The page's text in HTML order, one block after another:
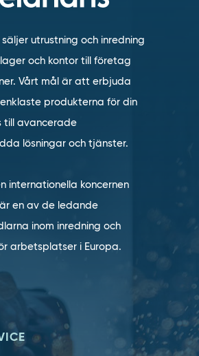
säljer utrustning och inredning
och kontor till företag
Vårt mål är att erbjuda
produkterna för din
avancerade
lösningar och tjänster.
internationella koncernen
är en av de ledande
inom inredning och
arbetsplatser i Europa.